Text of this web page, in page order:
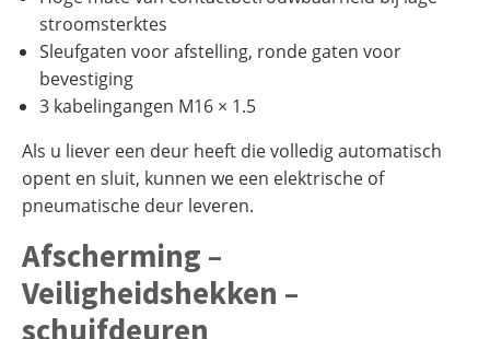
stroomsterktes
Sleufgaten voor afstelling, ronde gaten voor
bevestiging
3 kabelingangen M16 × 1.5
Als u liever een deur heeft die volledig automatisch
opent en sluit, kunnen we een elektrische of
pneumatische deur leveren.
Afscherming –
Veiligheidshekken –
schuifdeuren